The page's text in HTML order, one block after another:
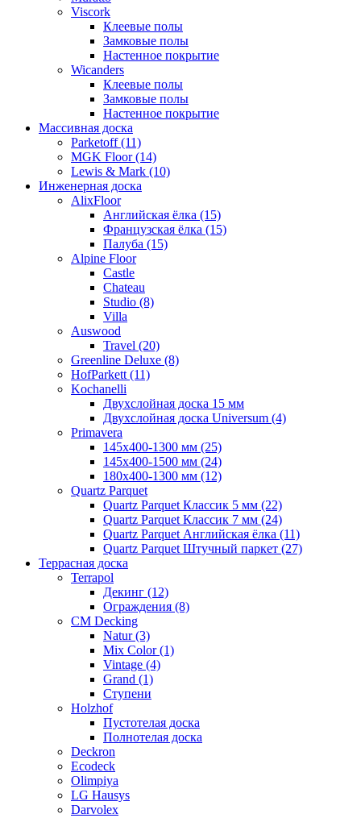
Viscork
Клеевые полы
Замковые полы
Настенное покрытие
Wicanders
Клеевые полы
Замковые полы
Настенное покрытие
Массивная доска
Parketoff (11)
MGK Floor (14)
Lewis & Mark (10)
Инженерная доска
AlixFloor
Английская ёлка (15)
Французская ёлка (15)
Палуба (15)
Alpine Floor
Castle
Chateau
Studio (8)
Villa
Auswood
Travel (20)
Greenline Deluxe (8)
HofParkett (11)
Kochanelli
Двухслойная доска 15 мм
Двухслойная доска Universum (4)
Primavera
145x400-1300 мм (25)
145x400-1500 мм (24)
180x400-1300 мм (12)
Quartz Parquet
Quartz Parquet Классик 5 мм (22)
Quartz Parquet Классик 7 мм (24)
Quartz Parquet Английская ёлка (11)
Quartz Parquet Штучный паркет (27)
Террасная доска
Terrapol
Декинг (12)
Ограждения (8)
CM Decking
Natur (3)
Mix Color (1)
Vintage (4)
Grand (1)
Ступени
Holzhof
Пустотелая доска
Полнотелая доска
Deckron
Ecodeck
Olimpiya
LG Hausys
Darvolex